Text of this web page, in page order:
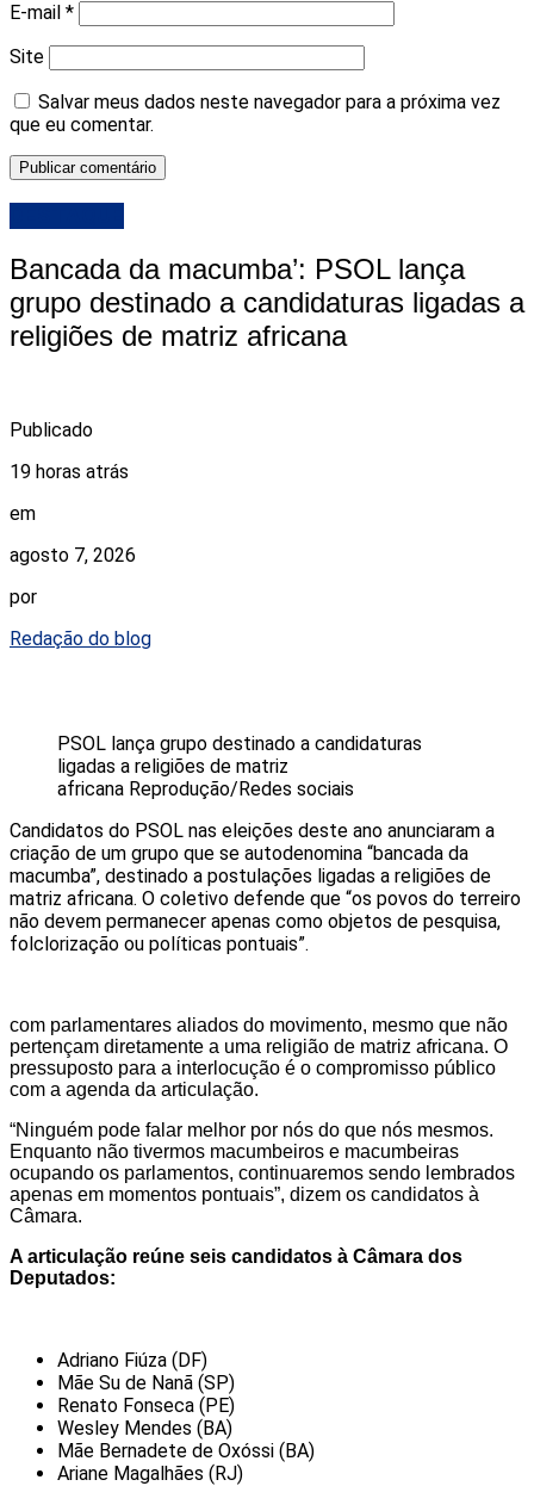
E-mail *
Site
Salvar meus dados neste navegador para a próxima vez
que eu comentar.
Bancada da macumba’: PSOL lança
grupo destinado a candidaturas ligadas a
religiões de matriz africana
Publicado
19 horas atrás
em
agosto 7, 2026
por
Redação do blog
PSOL lança grupo destinado a candidaturas
ligadas a religiões de matriz
africana Reprodução/Redes sociais
Candidatos do PSOL nas eleições deste ano anunciaram a
criação de um grupo que se autodenomina “bancada da
macumba”, destinado a postulações ligadas a religiões de
matriz africana. O coletivo defende que “os povos do terreiro
não devem permanecer apenas como objetos de pesquisa,
folclorização ou políticas pontuais”.
com parlamentares aliados do movimento, mesmo que não
pertençam diretamente a uma religião de matriz africana. O
pressuposto para a interlocução é o compromisso público
com a agenda da articulação.
“Ninguém pode falar melhor por nós do que nós mesmos.
Enquanto não tivermos macumbeiros e macumbeiras
ocupando os parlamentos, continuaremos sendo lembrados
apenas em momentos pontuais”, dizem os candidatos à
Câmara.
A articulação reúne seis candidatos à Câmara dos
Deputados:
Adriano Fiúza (DF)
Mãe Su de Nanã (SP)
Renato Fonseca (PE)
Wesley Mendes (BA)
Mãe Bernadete de Oxóssi (BA)
Ariane Magalhães (RJ)